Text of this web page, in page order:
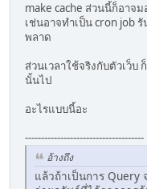
make cache ส่วนนี้ก็อาจ
เช่นอาจทำเป็น cron job
พลาด
ส่วนเวลาใช้จริงกับตัวเว็บ
นั้นไป
อะไรแบบนี้อะ
-------------------------------------
อ้างถึง
แล้วถ้าเป็นการ Query